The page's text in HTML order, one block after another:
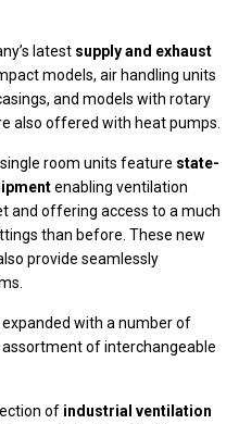
latest supply and exhaust
models, air handling units
and models with rotary
also offered with heat pumps.
room units feature state-
enabling ventilation
and offering access to a much
than before. These new
provide seamlessly
with a number of
of interchangeable
of industrial ventilation